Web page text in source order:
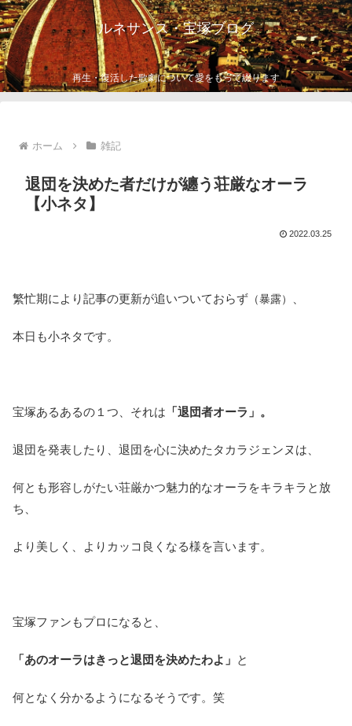
ルネサンス・宝塚ブログ
再生・復活した歌劇について愛をもって綴ります
ホーム 雑記
退団を決めた者だけが纏う荘厳なオーラ
【小ネタ】
2022.03.25
繁忙期により記事の更新が追いついておらず （暴露）
本日も小ネタです。
宝塚あるあるの１つ、それは 「退団者オーラ」。
退団を発表したり、退団を心に決めたタカラジェンヌは、
何とも形容しがたい荘厳かつ魅力的なオーラをキラキラと放
ち、
より美しく、よりカッコ良くなる様を言います。
宝塚ファンもプロになると、
「あのオーラはきっと退団を決めたわよ」 と
何となく分かるようになるそうです。笑